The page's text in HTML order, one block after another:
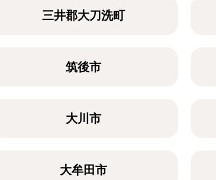
三井郡大刀洗町
筑後市
大川市
大牟田市